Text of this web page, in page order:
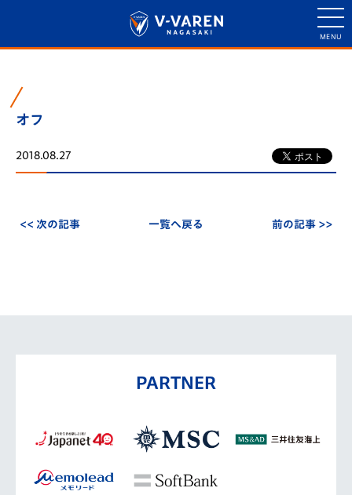
オフ
2018.08.27
<< 次の記事 一覧へ戻る 前の記事 >>
PARTNER